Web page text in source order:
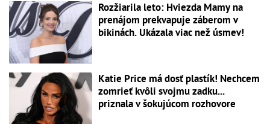
Rozžiarila leto: Hviezda Mamy na
prenájom prekvapuje záberom v
bikinách. Ukázala viac než úsmev!
Katie Price má dosť plastík! Nechcem
zomrieť kvôli svojmu zadku...
priznala v šokujúcom rozhovore